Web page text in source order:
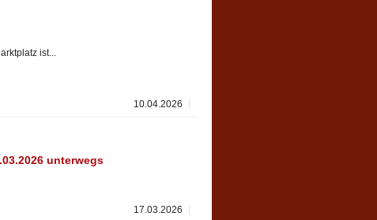
ist...
10.04.2026
unterwegs
17.03.2026